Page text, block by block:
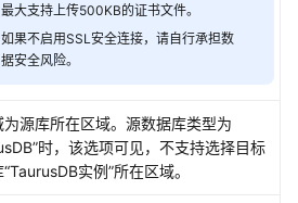
最大支持上传500KB的证书文件。
如果不启用SSL安全连接，请自行承担数
据安全风险。
为源库所在区域。源数据库类型为
”时，该选项可见，不支持选择目标
“TaurusDB实例”所在区域。